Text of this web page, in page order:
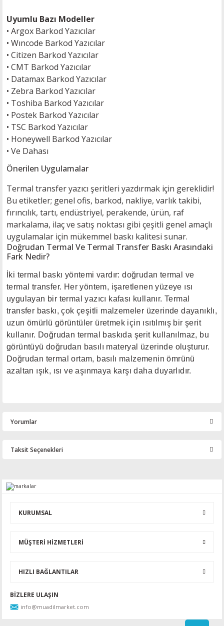
Uyumlu Bazı Modeller
• Argox Barkod Yazıcılar
• Wıncode Barkod Yazıcılar
• Citizen Barkod Yazıcılar
• CMT Barkod Yazıcılar
• Datamax Barkod Yazıcılar
• Zebra Barkod Yazıcılar
• Toshiba Barkod Yazıcılar
• Postek Barkod Yazıcılar
• TSC Barkod Yazıcılar
• Honeywell Barkod Yazıcılar
• Ve Dahası
Önerilen Uygulamalar
Termal transfer yazıcı şeritleri yazdırmak için gereklidir!
Bu etiketler; genel ofis, barkod, nakliye, varlık takibi,
fırıncılık, tartı, endüstriyel, perakende, ürün, raf
markalama, ilaç ve satış noktası gibi çeşitli genel amaçlı
uygulamalar için mükemmel baskı kalitesi sunar.
Doğrudan Termal Ve Termal Transfer Baskı Arasındaki
Fark Nedir?
İki termal baskı yöntemi vardır: doğrudan termal ve
termal transfer. Her yöntem, işaretlenen yüzeye ısı
uygulayan bir termal yazıcı kafası kullanır. Termal
transfer baskı, çok çeşitli malzemeler üzerinde dayanıklı,
uzun ömürlü görüntüler üretmek için ısıtılmış bir şerit
kullanır. Doğrudan termal baskıda şerit kullanılmaz, bu
görüntüyü doğrudan basılı materyal üzerinde oluşturur.
Doğrudan termal ortam, basılı malzemenin ömrünü
azaltan ışık, ısı ve aşınmaya karşı daha duyarlıdır.
Yorumlar
Taksit Seçenekleri
KURUMSAL
MÜŞTERİ HİZMETLERİ
HIZLI BAĞLANTILAR
BİZLERE ULAŞIN
info@muadilmarket.com